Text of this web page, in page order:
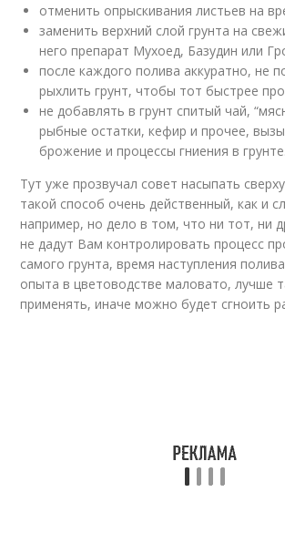
отменить опрыскивания листьев на
заменить верхний слой грунта на
него препарат Мухоед, Базудин или
после каждого полива аккуратно, не
рыхлить грунт, чтобы тот быстрее
не добавлять в грунт спитый чай,
рыбные остатки, кефир и прочее,
брожение и процессы гниения в грунте.
Тут уже прозвучал совет насыпать
такой способ очень действенный, как и
например, но дело в том, что ни тот, ни
не дадут Вам контролировать процесс
самого грунта, время наступления
опыта в цветоводстве маловато, лучше
применять, иначе можно будет сгноить